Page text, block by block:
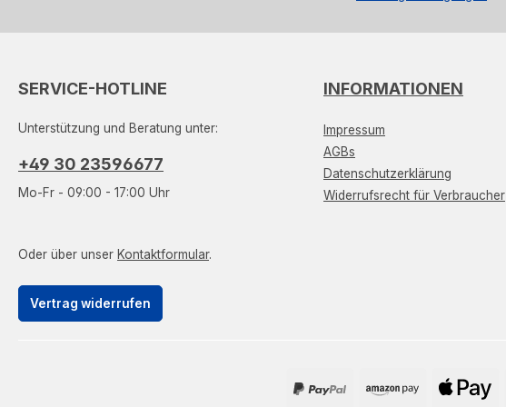
SERVICE-HOTLINE
Unterstützung und Beratung unter:
+49 30 23596677
Mo-Fr - 09:00 - 17:00 Uhr
Oder über unser Kontaktformular.
Vertrag widerrufen
INFORMATIONEN
Impressum
AGBs
Datenschutzerklärung
Widerrufsrecht für Verbraucher